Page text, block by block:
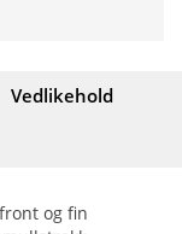
Vedlikehold
og fin